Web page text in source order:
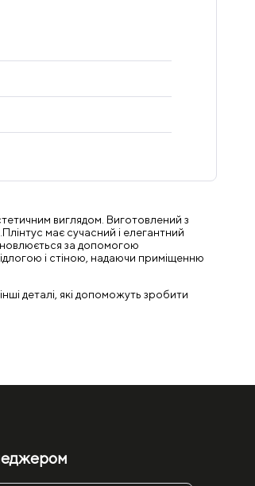
виглядом. Виготовлений з
має сучасний і елегантний
за допомогою
і стіною, надаючи приміщенню
деталі, які допоможуть зробити